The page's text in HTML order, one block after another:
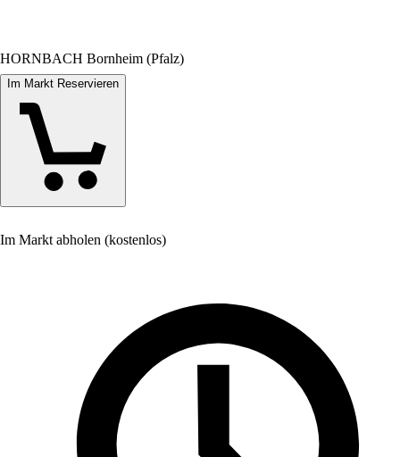
HORNBACH Bornheim (Pfalz)
Im Markt Reservieren
Im Markt abholen (kostenlos)